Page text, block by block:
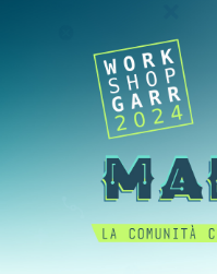
Skip to main content